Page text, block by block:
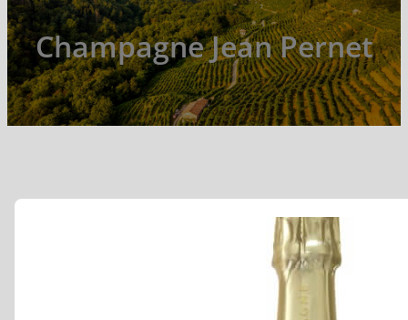
Champagne Jean Pernet